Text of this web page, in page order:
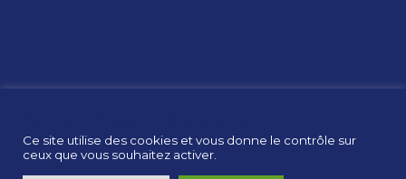
Ce site utilise des cookies et vous donne le contrôle sur
ceux que vous souhaitez activer.